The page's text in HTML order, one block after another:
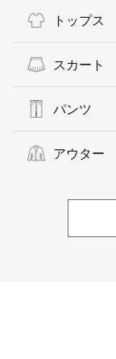
トップス
スカート
パンツ
アウター